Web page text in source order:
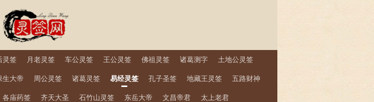
灵签 月老灵签 车公灵签 王公灵签 佛祖灵签 诸葛测字 土地公灵签
生大帝 周公灵签 诸葛灵签 易经灵签 孔子圣签 地藏王灵签 五路财神
各庙药签 齐天大圣 石竹山灵签 东岳大帝 文昌帝君 太上老君